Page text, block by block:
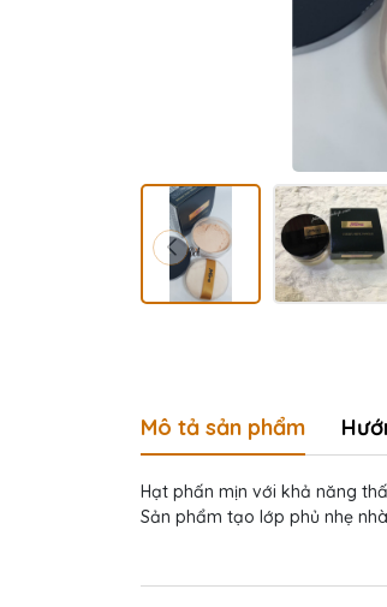
Mô tả sản phẩm
Hạt phấn mịn với khả năng
Sản phẩm tạo lớp phủ nhẹ